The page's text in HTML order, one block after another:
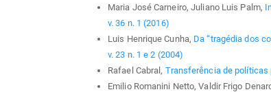
Maria José Carneiro, Juliano Luis Palm,
v. 36 n. 1 (2016)
Luis Henrique Cunha, Da “tragédia dos
v. 23 n. 1 e 2 (2004)
Rafael Cabral, Transferência de políticas
Emilio Romanini Netto, Valdir Frigo